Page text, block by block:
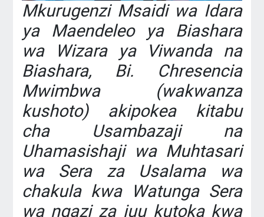
Mkurugenzi Msaidi wa Idara
ya Maendeleo ya Biashara
wa Wizara ya Viwanda na
Biashara, Bi. Chresencia
Mwimbwa (wakwanza
kushoto) akipokea kitabu
cha Usambazaji na
Uhamasishaji wa Muhtasari
wa Sera za Usalama wa
chakula kwa Watunga Sera
wa ngazi za juu kutoka kwa